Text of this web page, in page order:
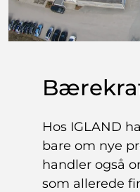
Hos IGLAND
bare om nye
handler også
som allerede